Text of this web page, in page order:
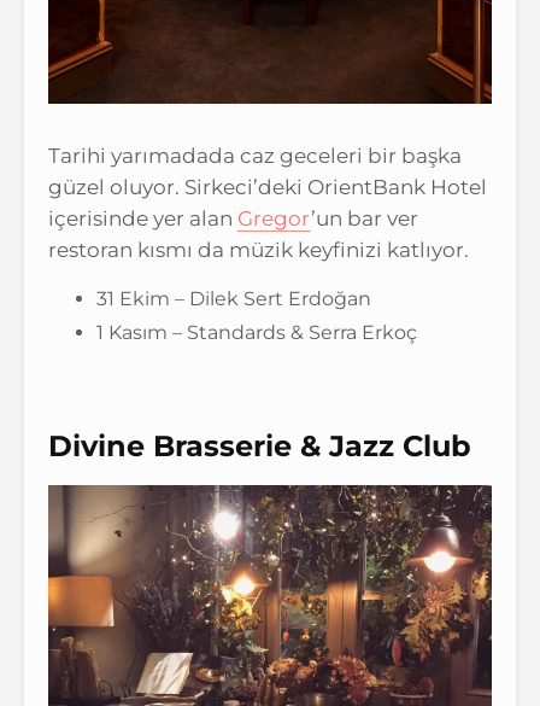
Tarihi yarımadada caz geceleri bir başka
güzel oluyor. Sirkeci’deki OrientBank Hotel
içerisinde yer alan Gregor’un bar ver
restoran kısmı da müzik keyfinizi katlıyor.
31 Ekim – Dilek Sert Erdoğan
1 Kasım – Standards & Serra Erkoç
Divine Brasserie & Jazz Club